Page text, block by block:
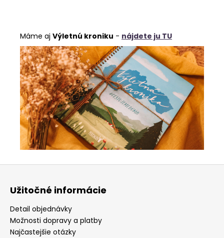
Máme aj Výletnú kroniku - nájdete ju TU
Užitočné informácie
Detail objednávky
Možnosti dopravy a platby
Najčastejšie otázky